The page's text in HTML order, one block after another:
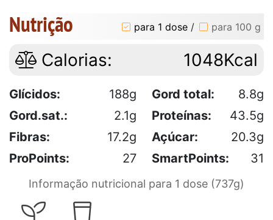
Nutrição para 1 dose / para 100 g
Calorias: 1048Kcal
Glícidos: 188g Gord total:
8.8g
Gord.sat.:
2.1g Proteínas:
43.5g
Fibras:
17.2g Açúcar:
20.3g
ProPoints:
27 SmartPoints: 31
Informação nutricional para 1 dose (737g)